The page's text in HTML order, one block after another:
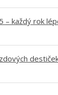
– každý rok